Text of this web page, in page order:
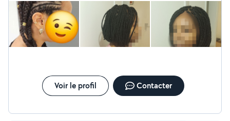
Voir le profil Contacter